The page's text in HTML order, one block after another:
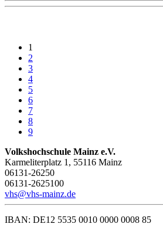
1
2
3
4
5
6
7
8
9
Volkshochschule Mainz e.V.
Karmeliterplatz 1, 55116 Mainz
06131-26250
06131-2625100
vhs@vhs-mainz.de
IBAN: DE12 5535 0010 0000 0008 85